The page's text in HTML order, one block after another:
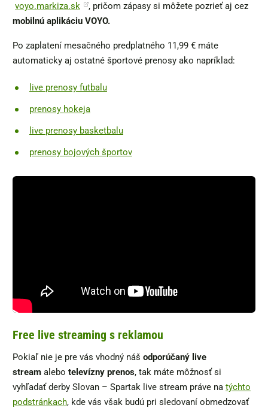
voyo.markiza.sk
, pričom zápasy si môžete pozrieť aj cez
mobilnú aplikáciu VOYO.
Po zaplatení mesačného predplatného 11,99 € máte
automaticky aj ostatné športové prenosy ako napríklad:
live prenosy futbalu
prenosy hokeja
live prenosy basketbalu
prenosy bojových športov
Free live streaming s reklamou
Pokiaľ nie je pre vás vhodný náš odporúčaný live
stream alebo televízny prenos, tak máte môžnosť si
vyhľadať derby Slovan – Spartak live stream práve na týchto
podstránkach, kde vás však budú pri sledovaní obmedzovať